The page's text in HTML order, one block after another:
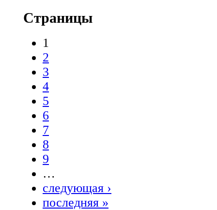
Страницы
1
2
3
4
5
6
7
8
9
…
следующая ›
последняя »